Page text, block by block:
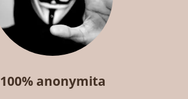
100% anonymita